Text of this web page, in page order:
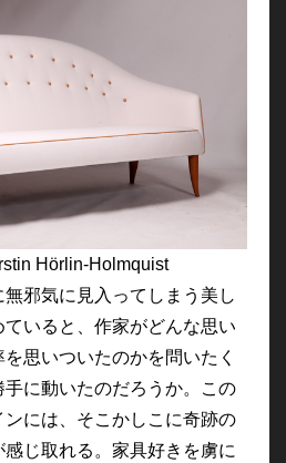
Hörlin-Holmquist
邪気に見入ってしまう美し
いると、作家がどんな思い
思いついたのかを問いたく
に動いたのだろうか。この
には、そこかしこに奇跡の
じ取れる。家具好きを虜に